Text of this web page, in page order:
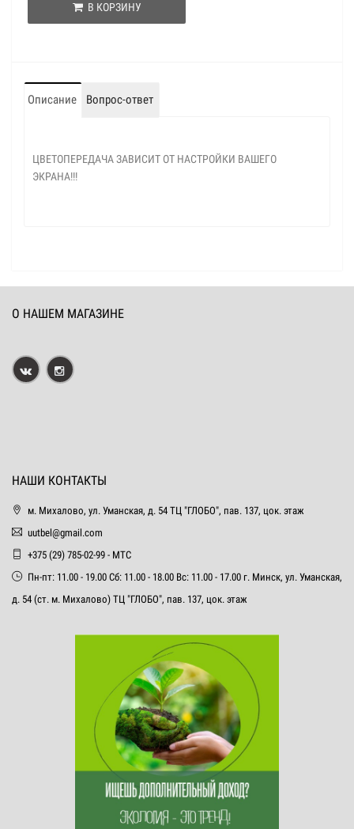
В КОРЗИНУ
Описание Вопрос-ответ
ЦВЕТОПЕРЕДАЧА ЗАВИСИТ ОТ НАСТРОЙКИ ВАШЕГО
ЭКРАНА!!!
О НАШЕМ МАГАЗИНЕ
НАШИ КОНТАКТЫ
м. Михалово, ул. Уманская, д. 54 ТЦ "ГЛОБО", пав. 137, цок. этаж
uutbel@gmail.com
+375 (29) 785-02-99 - МТС
Пн-пт: 11.00 - 19.00 Сб: 11.00 - 18.00 Вс: 11.00 - 17.00 г. Минск, ул. Уманская,
д. 54 (ст. м. Михалово) ТЦ "ГЛОБО", пав. 137, цок. этаж